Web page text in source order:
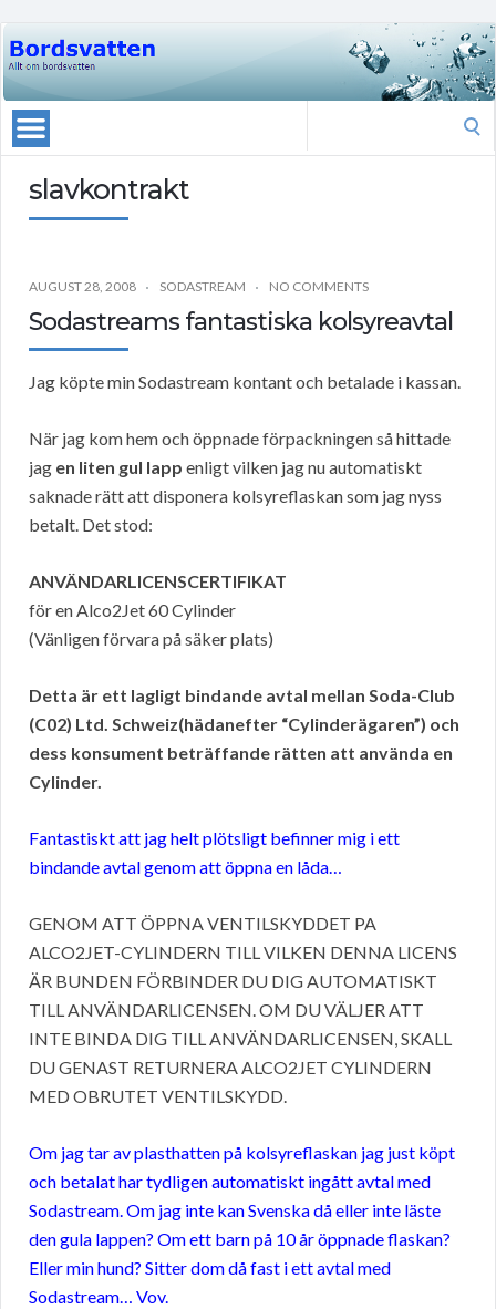
slavkontrakt
AUGUST 28, 2008 SODASTREAM NO COMMENTS
Sodastreams fantastiska kolsyreavtal
Jag köpte min Sodastream kontant och betalade i kassan.
När jag kom hem och öppnade förpackningen så hittade
jag en liten gul lapp enligt vilken jag nu automatiskt
saknade rätt att disponera kolsyreflaskan som jag nyss
betalt. Det stod:
ANVÄNDARLICENSCERTIFIKAT
för en Alco2Jet 60 Cylinder
(Vänligen förvara på säker plats)
Detta är ett lagligt bindande avtal mellan Soda-Club
(C02) Ltd. Schweiz(hädanefter “Cylinderägaren”) och
dess konsument beträffande rätten att använda en
Cylinder.
Fantastiskt att jag helt plötsligt befinner mig i ett
bindande avtal genom att öppna en låda…
GENOM ATT ÖPPNA VENTILSKYDDET PA
ALCO2JET-CYLINDERN TILL VILKEN DENNA LICENS
ÄR BUNDEN FÖRBINDER DU DIG AUTOMATISKT
TILL ANVÄNDARLICENSEN. OM DU VÄLJER ATT
INTE BINDA DIG TILL ANVÄNDARLICENSEN, SKALL
DU GENAST RETURNERA ALCO2JET CYLINDERN
MED OBRUTET VENTILSKYDD.
Om jag tar av plasthatten på kolsyreflaskan jag just köpt
och betalat har tydligen automatiskt ingått avtal med
Sodastream. Om jag inte kan Svenska då eller inte läste
den gula lappen? Om ett barn på 10 år öppnade flaskan?
Eller min hund? Sitter dom då fast i ett avtal med
Sodastream… Vov.